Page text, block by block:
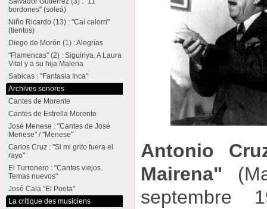
Antonio
Mairena"
septembre
bordones" (soleá)
Niño Ricardo (13) : "Caí calorri"
(tientos)
Diego de Morón (1) : Alegrías
"Flamencas" (2) : Siguiriya. A Laura
Vital y a su hija Malena
Sabicas : "Fantasia Inca"
Archives sonores
Cantes de Morente
Cantes de Estrella Morente
José Menese : "Cantes de José
Menese" / "Menese"
Carlos Cruz : "Si mi grito fuera el
rayo"
El Turronero : "Cantes viejos.
Temas nuevos"
José Cala "El Poeta"
La critique des musiciens